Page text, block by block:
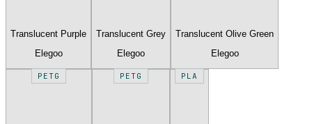
Translucent Purple
Elegoo
Translucent Grey
Elegoo
Translucent Olive Green
Elegoo
PETG PETG PLA